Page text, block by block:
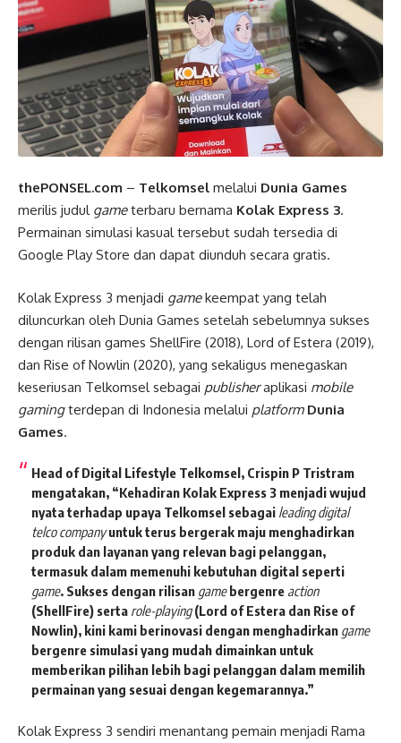
thePONSEL.com – Telkomsel melalui Dunia Games
merilis judul gameterbaru bernama Kolak Express 3.
Permainan simulasi kasual tersebut sudah tersedia di
Google Play Store dan dapat diunduh secara gratis.
Kolak Express 3 menjadi gamekeempat yang telah
diluncurkan oleh Dunia Games setelah sebelumnya sukses
dengan rilisan games ShellFire (2018), Lord of Estera (2019),
dan Rise of Nowlin (2020), yang sekaligus menegaskan
keseriusan Telkomsel sebagai publisheraplikasi mobile
gamingterdepan di Indonesia melalui platformDunia
Games.
Head of Digital Lifestyle Telkomsel, Crispin P Tristram
mengatakan, “Kehadiran Kolak Express 3 menjadi wujud
nyata terhadap upaya Telkomsel sebagai leading digital
telco companyuntuk terus bergerak maju menghadirkan
produk dan layanan yang relevan bagi pelanggan,
termasuk dalam memenuhi kebutuhan digital seperti
game. Sukses dengan rilisan gamebergenre action
(ShellFire) serta role-playing(Lord of Estera dan Rise of
Nowlin), kini kami berinovasi dengan menghadirkan game
bergenre simulasi yang mudah dimainkan untuk
memberikan pilihan lebih bagi pelanggan dalam memilih
permainan yang sesuai dengan kegemarannya.”
Kolak Express 3 sendiri menantang pemain menjadi Rama